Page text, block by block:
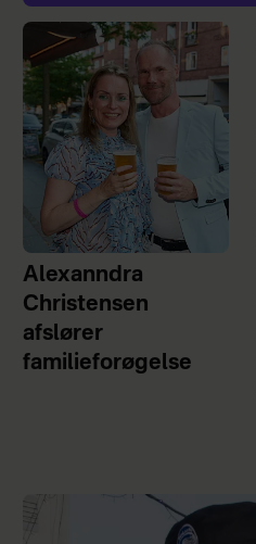
Alexanndra
Christensen
afslører
familieforøgelse